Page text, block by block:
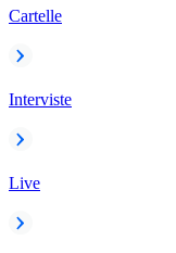
Cartelle
Interviste
Live